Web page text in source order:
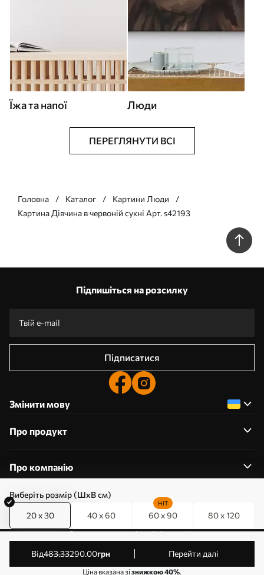
Виберіть розмір (ШхВ см)
20 x 30 40 x 60 60 x 90
HIT
80 x 120
від483.33290.00грн Перейти далі
Ціна вказана зізнижкою 40%.
Їжа та напої Люди
ПЕРЕГЛЯНУТИ ВСІ
Головна Каталог
Картини Люди
Картина Дівчина в червоній сукні Арт. s42193
Підпишіться на розсилку
Підписатися
Змінити мову
Про продукт
Про компанію
0800357223
Редагування дозволів на файли cookie
© 2011-2026 Art-holst. Усі права захищені. Власник:
ТОВ “КЛЄВЄР”. Код ЄДРПОУ: 31780602.